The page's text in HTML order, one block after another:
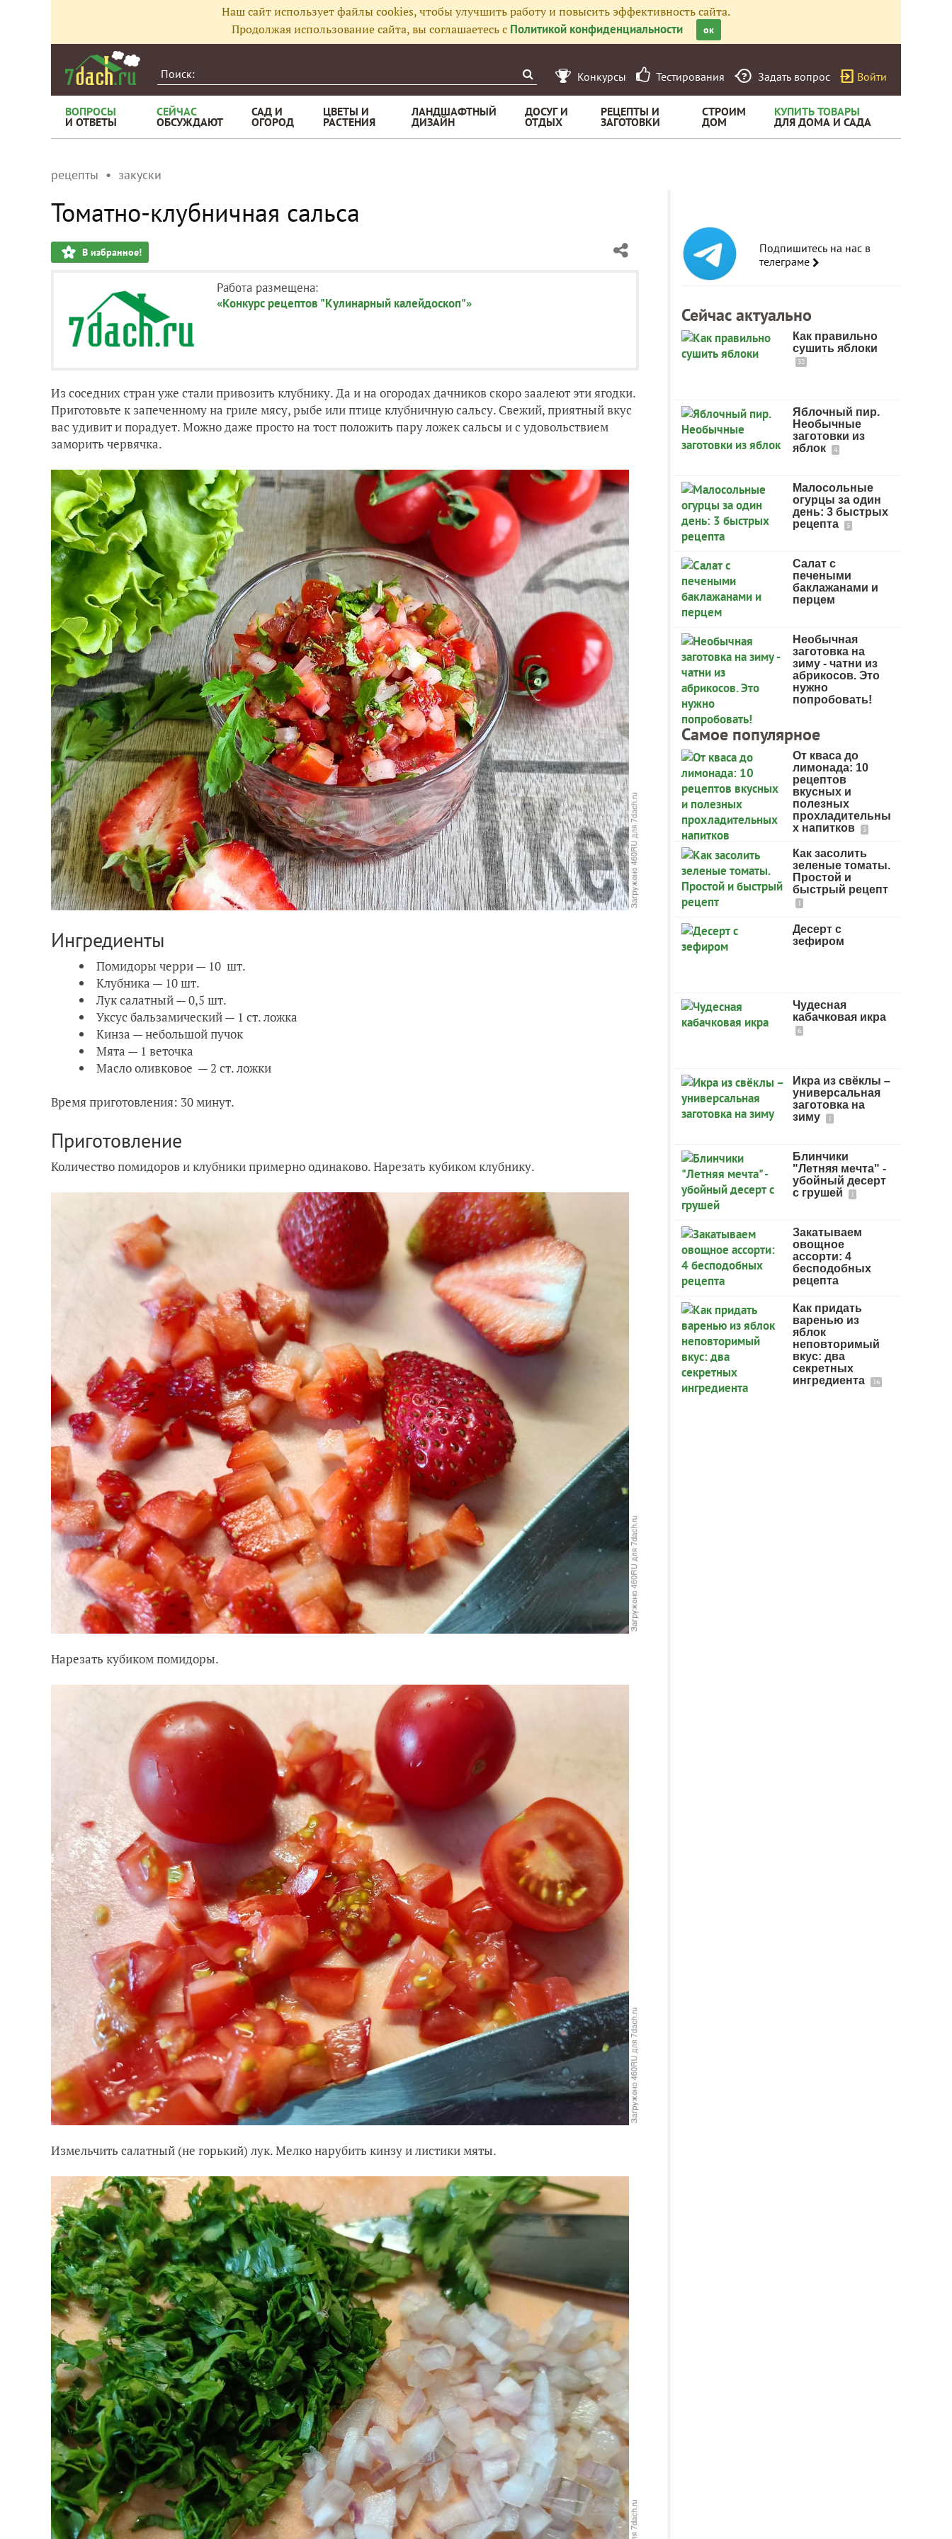
Наш сайт использует файлы cookies, чтобы улучшить работу и повысить эффективность сайта.
Продолжая использование сайта, вы соглашаетесь с Политикой конфиденциальности ок
Конкурсы Тестирования Задать вопрос Войти
ВОПРОСЫ
И ОТВЕТЫ
СЕЙЧАС
ОБСУЖДАЮТ
САД И
ОГОРОД
ЦВЕТЫ И
РАСТЕНИЯ
ЛАНДШАФТНЫЙ
ДИЗАЙН
ДОСУГ И
ОТДЫХ
РЕЦЕПТЫ И
ЗАГОТОВКИ
СТРОИМ
ДОМ
КУПИТЬ ТОВАРЫ
ДЛЯ ДОМА И САДА
рецепты закуски
Томатно-клубничная сальса
В избранное!
Работа размещена:
«Конкурс рецептов "Кулинарный калейдоскоп"»
Из соседних стран уже стали привозить клубнику. Да и на огородах дачников скоро заалеют эти ягодки.
Приготовьте к запеченному на гриле мясу, рыбе или птице клубничную сальсу. Свежий, приятный вкус
вас удивит и порадует. Можно даже просто на тост положить пару ложек сальсы и с удовольствием
заморить червячка.
Ингредиенты
Помидоры черри — 10 шт.
Клубника — 10 шт.
Лук салатный — 0,5 шт.
Уксус бальзамический — 1 ст. ложка
Кинза — небольшой пучок
Мята — 1 веточка
Масло оливковое — 2 ст. ложки
Время приготовления: 30 минут.
Приготовление
Количество помидоров и клубники примерно одинаково. Нарезать кубиком клубнику.
Нарезать кубиком помидоры.
Измельчить салатный (не горький) лук. Мелко нарубить кинзу и листики мяты.
Подпишитесь на нас в
телеграме
Сейчас актуально
Как правильно
сушить яблоки
32
Яблочный пир.
Необычные
заготовки из
яблок
4
Малосольные
огурцы за один
день: 3 быстрых
рецепта
5
Салат с
печеными
баклажанами и
перцем
Необычная
заготовка на
зиму - чатни из
абрикосов. Это
нужно
попробовать!
Самое популярное
От кваса до
лимонада: 10
рецептов
вкусных и
полезных
прохладительны
х напитков
3
Как засолить
зеленые томаты.
Простой и
быстрый рецепт
1
Десерт с
зефиром
Чудесная
кабачковая икра
6
Икра из свёклы –
универсальная
заготовка на
зиму
1
Блинчики
"Летняя мечта" -
убойный десерт
с грушей
1
Закатываем
овощное
ассорти: 4
бесподобных
рецепта
Как придать
варенью из
яблок
неповторимый
вкус: два
секретных
ингредиента
16